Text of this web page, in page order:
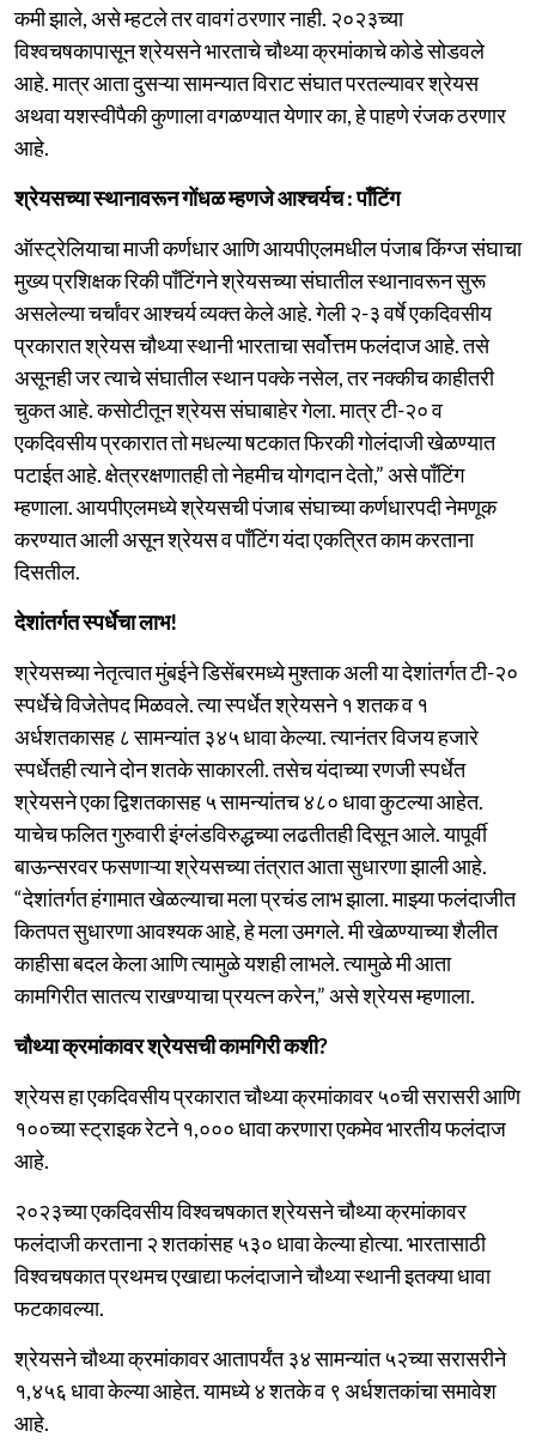
कमी झाले, असे म्हटले तर वावगं ठरणार नाही. २०२३च्या
विश्वचषकापासून श्रेयसने भारताचे चौथ्या क्रमांकाचे कोडे सोडवले
आहे. मात्र आता दुसऱ्या सामन्यात विराट संघात परतल्यावर श्रेयस
अथवा यशस्वीपैकी कुणाला वगळण्यात येणार का, हे पाहणे रंजक ठरणार
आहे.
श्रेयसच्या स्थानावरून गोंधळ म्हणजे आश्चर्यच : पाँटिंग
ऑस्ट्रेलियाचा माजी कर्णधार आणि आयपीएलमधील पंजाब किंग्ज संघाचा
मुख्य प्रशिक्षक रिकी पाँटिंगने श्रेयसच्या संघातील स्थानावरून सुरू
असलेल्या चर्चांवर आश्चर्य व्यक्त केले आहे. गेली २-३ वर्षे एकदिवसीय
प्रकारात श्रेयस चौथ्या स्थानी भारताचा सर्वोत्तम फलंदाज आहे. तसे
असूनही जर त्याचे संघातील स्थान पक्के नसेल, तर नक्कीच काहीतरी
चुकत आहे. कसोटीतून श्रेयस संघाबाहेर गेला. मात्र टी-२० व
एकदिवसीय प्रकारात तो मधल्या षटकात फिरकी गोलंदाजी खेळण्यात
पटाईत आहे. क्षेत्ररक्षणातही तो नेहमीच योगदान देतो,” असे पाँटिंग
म्हणाला. आयपीएलमध्ये श्रेयसची पंजाब संघाच्या कर्णधारपदी नेमणूक
करण्यात आली असून श्रेयस व पाँटिंग यंदा एकत्रित काम करताना
दिसतील.
देशांतर्गत स्पर्धेचा लाभ!
श्रेयसच्या नेतृत्वात मुंबईने डिसेंबरमध्ये मुश्ताक अली या देशांतर्गत टी-२०
स्पर्धेचे विजेतेपद मिळवले. त्या स्पर्धेत श्रेयसने १ शतक व १
अर्धशतकासह ८ सामन्यांत ३४५ धावा केल्या. त्यानंतर विजय हजारे
स्पर्धेतही त्याने दोन शतके साकारली. तसेच यंदाच्या रणजी स्पर्धेत
श्रेयसने एका द्विशतकासह ५ सामन्यांतच ४८० धावा कुटल्या आहेत.
याचेच फलित गुरुवारी इंग्लंडविरुद्धच्या लढतीतही दिसून आले. यापूर्वी
बाऊन्सरवर फसणाऱ्या श्रेयसच्या तंत्रात आता सुधारणा झाली आहे.
“देशांतर्गत हंगामात खेळल्याचा मला प्रचंड लाभ झाला. माझ्या फलंदाजीत
कितपत सुधारणा आवश्यक आहे, हे मला उमगले. मी खेळण्याच्या शैलीत
काहीसा बदल केला आणि त्यामुळे यशही लाभले. त्यामुळे मी आता
कामगिरीत सातत्य राखण्याचा प्रयत्न करेन,” असे श्रेयस म्हणाला.
चौथ्या क्रमांकावर श्रेयसची कामगिरी कशी?
श्रेयस हा एकदिवसीय प्रकारात चौथ्या क्रमांकावर ५०ची सरासरी आणि
१००च्या स्ट्राइक रेटने १,००० धावा करणारा एकमेव भारतीय फलंदाज
आहे.
२०२३च्या एकदिवसीय विश्वचषकात श्रेयसने चौथ्या क्रमांकावर
फलंदाजी करताना २ शतकांसह ५३० धावा केल्या होत्या. भारतासाठी
विश्वचषकात प्रथमच एखाद्या फलंदाजाने चौथ्या स्थानी इतक्या धावा
फटकावल्या.
श्रेयसने चौथ्या क्रमांकावर आतापर्यंत ३४ सामन्यांत ५२च्या सरासरीने
१,४५६ धावा केल्या आहेत. यामध्ये ४ शतके व ९ अर्धशतकांचा समावेश
आहे.